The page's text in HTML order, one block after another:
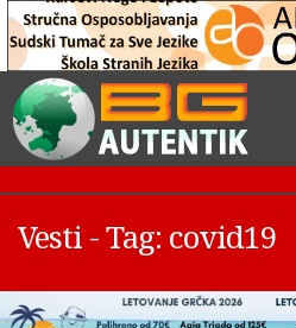
Vesti - Tag: covid19